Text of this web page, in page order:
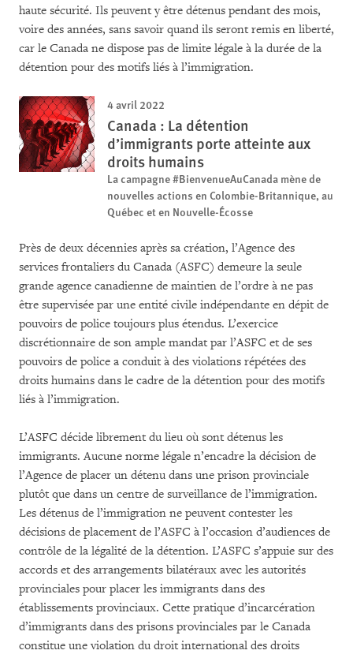
haute sécurité. Ils peuvent y être détenus pendant des mois,
voire des années, sans savoir quand ils seront remis en liberté,
car le Canada ne dispose pas de limite légale à la durée de la
détention pour des motifs liés à l’immigration.
4 avril 2022
Canada : La détention
d’immigrants porte atteinte aux
droits humains
La campagne #BienvenueAuCanada mène de
nouvelles actions en Colombie-Britannique, au
Québec et en Nouvelle-Écosse
Près de deux décennies après sa création, l’Agence des
services frontaliers du Canada (ASFC) demeure la seule
grande agence canadienne de maintien de l’ordre à ne pas
être supervisée par une entité civile indépendante en dépit de
pouvoirs de police toujours plus étendus. L’exercice
discrétionnaire de son ample mandat par l’ASFC et de ses
pouvoirs de police a conduit à des violations répétées des
droits humains dans le cadre de la détention pour des motifs
liés à l’immigration.
L’ASFC décide librement du lieu où sont détenus les
immigrants. Aucune norme légale n’encadre la décision de
l’Agence de placer un détenu dans une prison provinciale
plutôt que dans un centre de surveillance de l’immigration.
Les détenus de l’immigration ne peuvent contester les
décisions de placement de l’ASFC à l’occasion d’audiences de
contrôle de la légalité de la détention. L’ASFC s’appuie sur des
accords et des arrangements bilatéraux avec les autorités
provinciales pour placer les immigrants dans des
établissements provinciaux. Cette pratique d’incarcération
d’immigrants dans des prisons provinciales par le Canada
constitue une violation du droit international des droits